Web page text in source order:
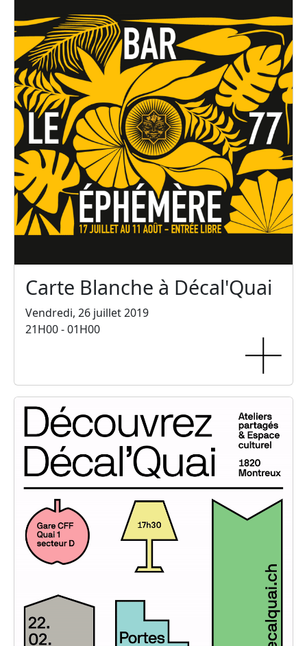
Carte Blanche à Décal'Quai
Vendredi, 26 juillet 2019
21H00 - 01H00